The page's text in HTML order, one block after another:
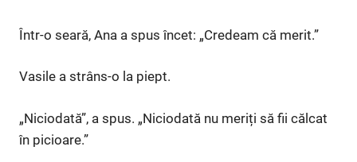
Într-o seară, Ana a spus încet: „Credeam că merit.”
Vasile a strâns-o la piept.
„Niciodată”, a spus. „Niciodată nu meriți să fii călcat
în picioare.”